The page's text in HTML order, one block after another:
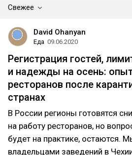
Свежее
David Ohanyan
Еда 09.06.2020
Регистрация гостей,
и надежды на осень:
ресторанов после
странах
В России регионы готовятся
на работу ресторанов, но
будет на практике, остаются.
владельцами заведений в